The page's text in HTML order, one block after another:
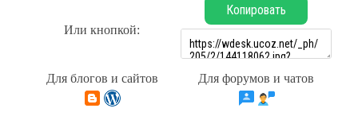
Или кнопкой:
Копировать
Для блогов и сайтов Для форумов и чатов